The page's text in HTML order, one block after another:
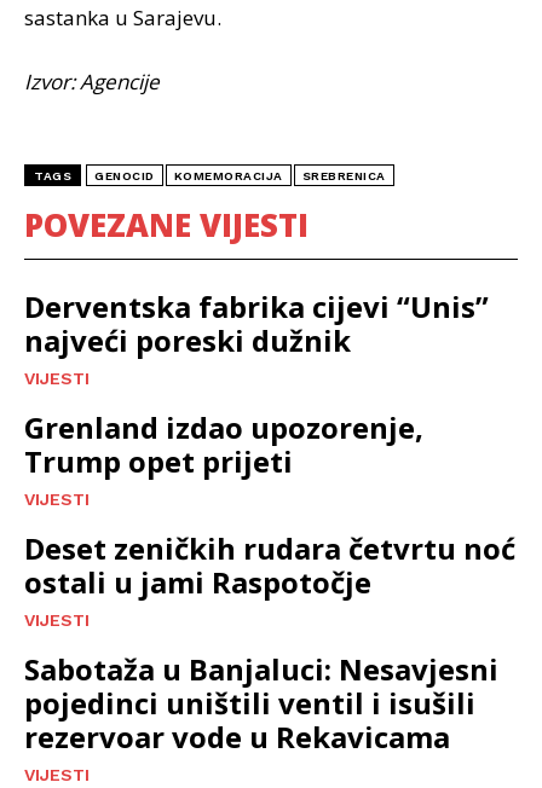
sastanka u Sarajevu.
Izvor: Agencije
TAGS GENOCID KOMEMORACIJA SREBRENICA
POVEZANE VIJESTI
Derventska fabrika cijevi “Unis”
najveći poreski dužnik
VIJESTI
Grenland izdao upozorenje,
Trump opet prijeti
VIJESTI
Deset zeničkih rudara četvrtu noć
ostali u jami Raspotočje
VIJESTI
Sabotaža u Banjaluci: Nesavjesni
pojedinci uništili ventil i isušili
rezervoar vode u Rekavicama
VIJESTI